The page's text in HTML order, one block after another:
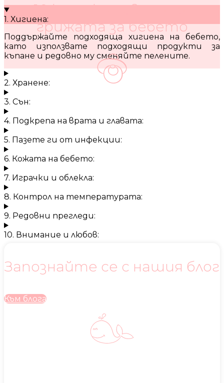
10 кратки съвета за
грижата за бебето
1. Хигиена:
Поддържайте подходяща хигиена на бебето,
като използвате подходящи продукти за
къпане и редовно му сменяйте пелените.
2. Хранене:
3. Сън:
4. Подкрепа на врата и главата:
5. Пазете ги от инфекции:
6. Кожата на бебето:
7. Играчки и облекла:
8. Контрол на температурата:
9. Редовни прегледи:
10. Внимание и любов:
Запознайте се с нашия блог
Към блога